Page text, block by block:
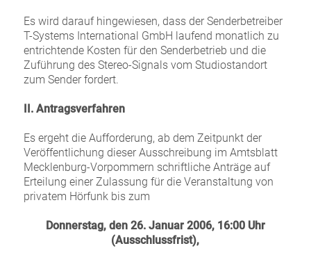
Es wird darauf hingewiesen, dass der Senderbetreiber
T-Systems International GmbH laufend monatlich zu
entrichtende Kosten für den Senderbetrieb und die
Zuführung des Stereo-Signals vom Studiostandort
zum Sender fordert.
II. Antragsverfahren
Es ergeht die Aufforderung, ab dem Zeitpunkt der
Veröffentlichung dieser Ausschreibung im Amtsblatt
Mecklenburg-Vorpommern schriftliche Anträge auf
Erteilung einer Zulassung für die Veranstaltung von
privatem Hörfunk bis zum
Donnerstag, den 26. Januar 2006, 16:00 Uhr
(Ausschlussfrist),